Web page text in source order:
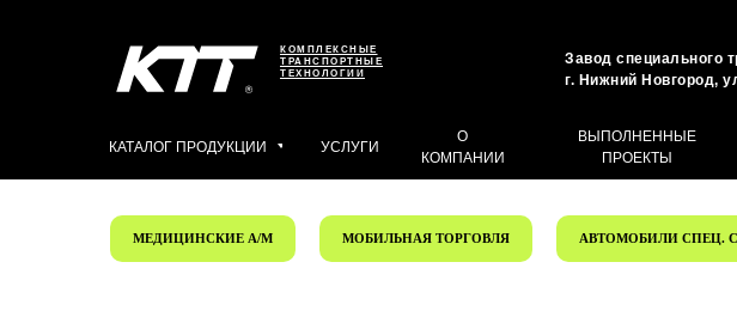
Завод специального
г. Нижний Новгород,
КОМПЛЕКСНЫЕ
ТРАНСПОРТНЫЕ
ТЕХНОЛОГИИ
ВЫПОЛНЕННЫЕ
ПРОЕКТЫ
УСЛУГИ
О
КОМПАНИИ
КАТАЛОГ ПРОДУКЦИИ
МЕДИЦИНСКИЕ А/М МОБИЛЬНАЯ ТОРГОВЛЯ АВТОМОБИЛИ СПЕЦ.